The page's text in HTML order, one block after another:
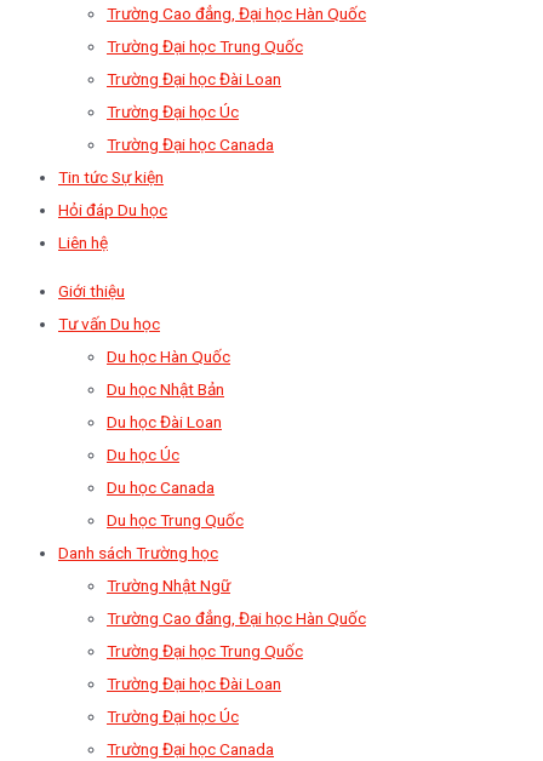
Trường Cao đẳng, Đại học Hàn Quốc
Trường Đại học Trung Quốc
Trường Đại học Đài Loan
Trường Đại học Úc
Trường Đại học Canada
Tin tức Sự kiện
Hỏi đáp Du học
Liên hệ
Giới thiệu
Tư vấn Du học
Du học Hàn Quốc
Du học Nhật Bản
Du học Đài Loan
Du học Úc
Du học Canada
Du học Trung Quốc
Danh sách Trường học
Trường Nhật Ngữ
Trường Cao đẳng, Đại học Hàn Quốc
Trường Đại học Trung Quốc
Trường Đại học Đài Loan
Trường Đại học Úc
Trường Đại học Canada